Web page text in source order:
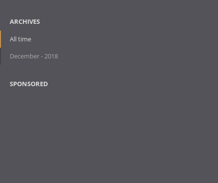
ARCHIVES
All time
December - 2018
SPONSORED